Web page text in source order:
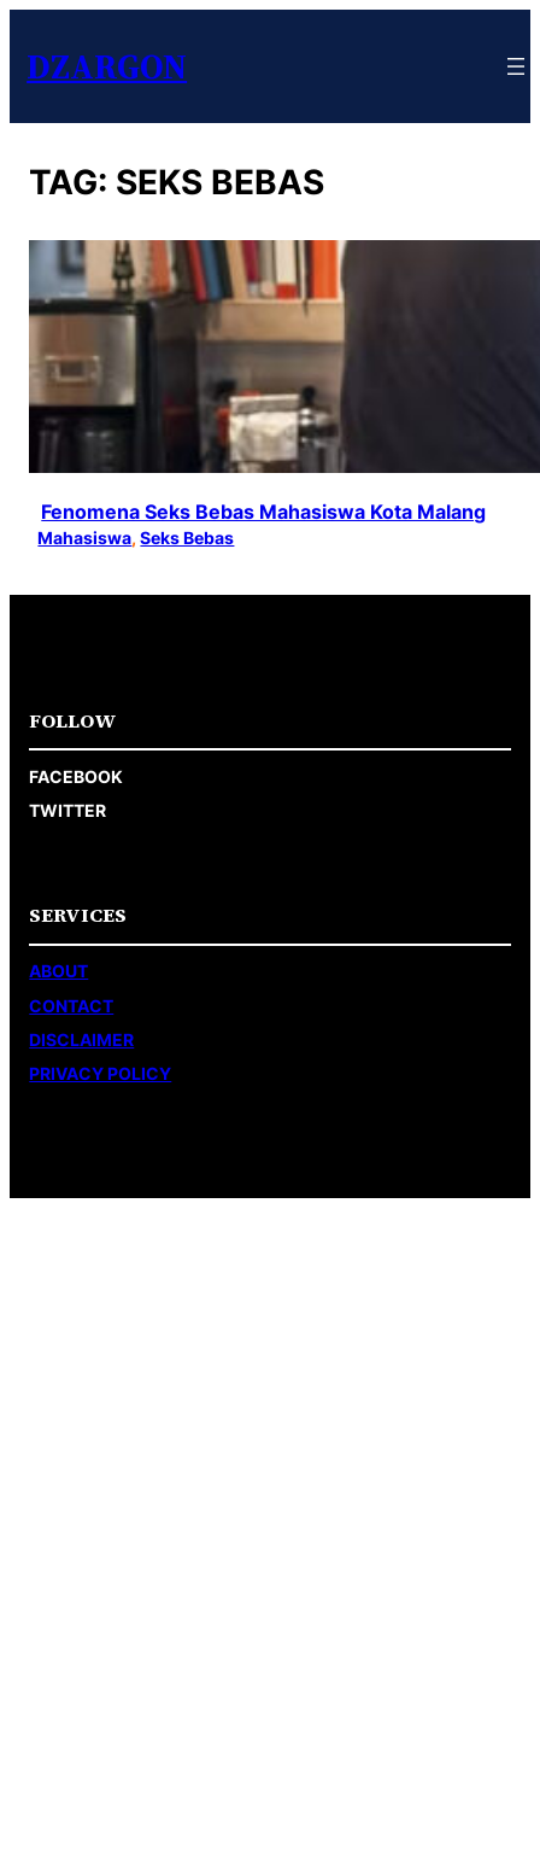
DZARGON
TAG: SEKS BEBAS
Fenomena Seks Bebas Mahasiswa Kota Malang
Mahasiswa, Seks Bebas
FOLLOW
FACEBOOK
TWITTER
SERVICES
ABOUT
CONTACT
DISCLAIMER
PRIVACY POLICY